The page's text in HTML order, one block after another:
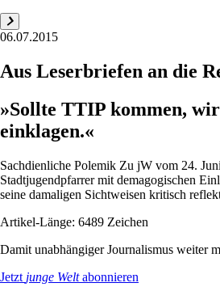
06.07.2015
Aus Leserbriefen an die
»Sollte TTIP kommen,
einklagen.«
Sachdienliche Polemik Zu jW vom 24.
Stadtjugendpfarrer mit demagogischen
seine damaligen Sichtweisen kritisch
Artikel-Länge: 6489 Zeichen
Damit unabhängiger Journalismus weiter
Jetzt junge Weltabonnieren